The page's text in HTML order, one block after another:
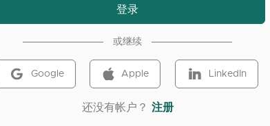
登录
或继续
Google Apple LinkedIn
‌还没有帐户？ 注册